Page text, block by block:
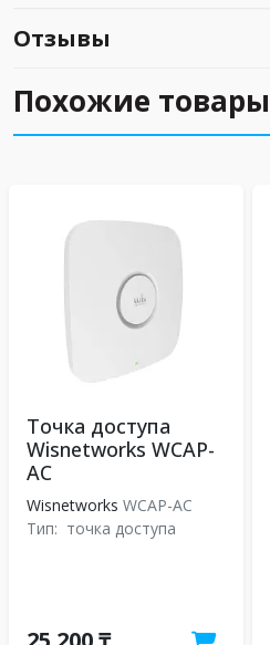
Отзывы
Похожие товары
Точка доступа
Wisnetworks WCAP-
AC
Wisnetworks WCAP-AC
Тип: точка доступа